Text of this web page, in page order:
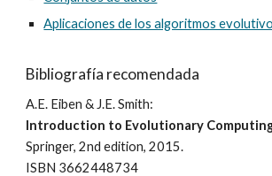
Aplicaciones de los algoritmos
Bibliografía recomendada
A.E. Eiben & J.E. Smith:
Introduction to Evolutionary
Springer, 2nd edition, 2015.
ISBN 3662448734